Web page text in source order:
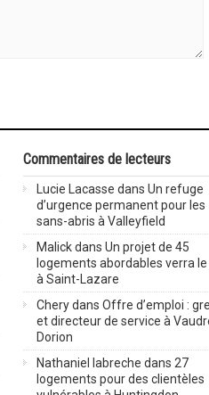
Commentaires de lecteurs
Lucie Lacasse dans Un refuge
d’urgence permanent pour les
sans-abris à Valleyfield
Malickdans Un projet de 45
logements abordables verra
à Saint-Lazare
Cherydans Offre d’emploi :
et directeur de service à
Dorion
Nathaniel labreche dans 27
logements pour des clientèles